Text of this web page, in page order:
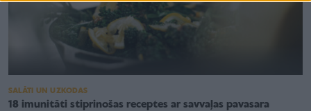
SALĀTI UN UZKODAS
18 imunitāti stiprinošas receptes ar savvaļas pavasara